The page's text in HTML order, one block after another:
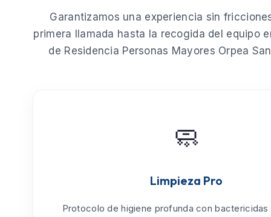
Garantizamos una experiencia sin
primera llamada hasta la recogida del equipo
de Residencia Personas Mayores Orpea
🧼
Limpieza Pro
Protocolo dehigiene profunda con bactericidas